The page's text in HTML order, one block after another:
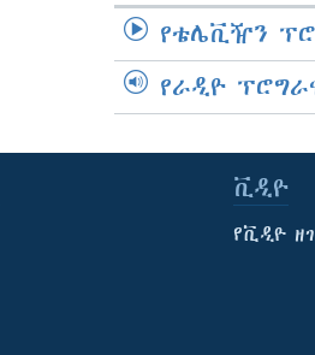
የቴሌቪዥን
የራዲዮ
ቪዲዮ
የቪዲዮ